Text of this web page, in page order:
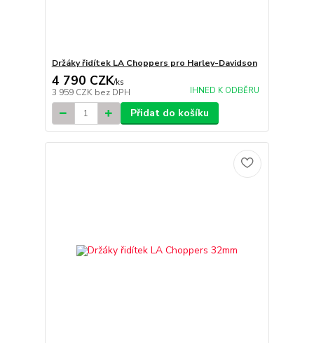
Držáky řidítek LA Choppers pro Harley-Davidson
4 790 CZK/ks
3 959 CZK bez DPH IHNED K ODBĚRU
Přidat do košíku